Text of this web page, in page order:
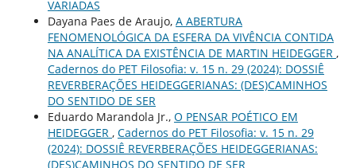
VARIADAS
Dayana Paes de Araujo, A ABERTURA
FENOMENOLÓGICA DA ESFERA DA VIVÊNCIA CONTIDA
NA ANALÍTICA DA EXISTÊNCIA DE MARTIN HEIDEGGER ,
Cadernos do PET Filosofia: v. 15 n. 29 (2024): DOSSIÊ
REVERBERAÇÕES HEIDEGGERIANAS: (DES)CAMINHOS
DO SENTIDO DE SER
Eduardo Marandola Jr., O PENSAR POÉTICO EM
HEIDEGGER , Cadernos do PET Filosofia: v. 15 n. 29
(2024): DOSSIÊ REVERBERAÇÕES HEIDEGGERIANAS:
(DES)CAMINHOS DO SENTIDO DE SER